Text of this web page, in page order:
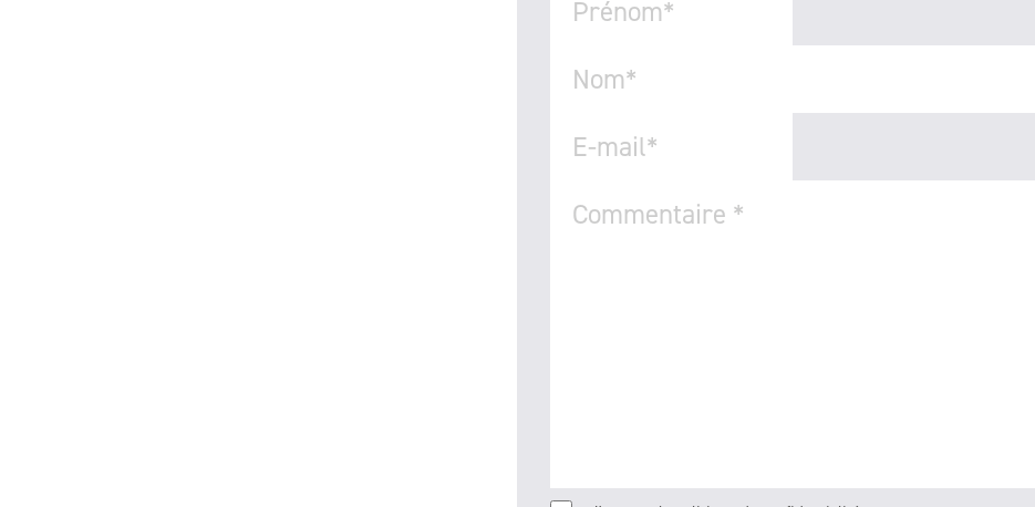
Commentaire *
Prénom*
E-mail*
Nom*